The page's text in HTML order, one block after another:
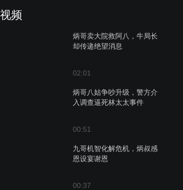
频
炳哥卖大院救阿八，牛局长
却传递绝望消息
02:01
炳哥八姑争吵升级，警方介
入调查逼死林太太事件
00:51
九哥机智化解危机，炳叔感
恩设宴谢恩
00:37